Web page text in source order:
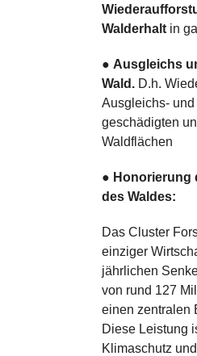
Walderhalt in
● Ausgleichs
Wald. D.h.
Ausgleichs-
geschädigten
Waldflächen
● Honorierung
des Waldes:
Das Cluster
einziger
jährlichen
von rund 127
einen zentralen
Diese Leistung
Klimaschutz